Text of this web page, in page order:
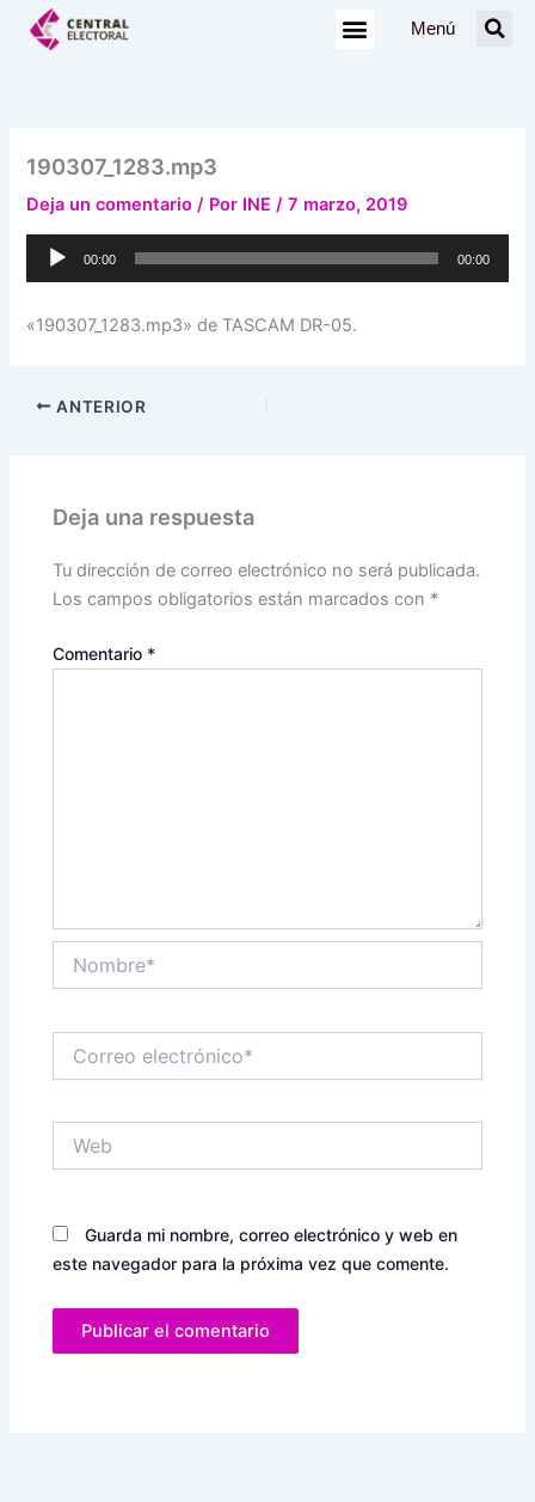
Menú
190307_1283.mp3
Deja un comentario / Por INE/7 marzo, 2019
Reproductor
00:00 00:00
«190307_1283.mp3» de TASCAM DR-05.
ANTERIOR
Deja una respuesta
Tu dirección de correo electrónico no será publicada.
Los campos obligatorios están marcados con *
Comentario *
electrónico*
Guarda mi nombre, correo electrónico y web en
este navegador para la próxima vez que comente.